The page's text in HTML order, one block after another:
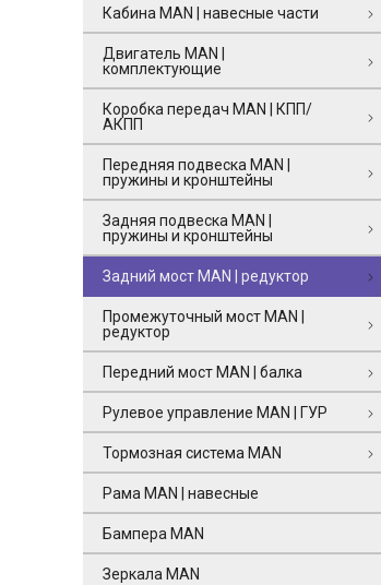
Кабина MAN | навесные части
Двигатель MAN |
комплектующие
Коробка передач MAN | КПП/
АКПП
Передняя подвеска MAN |
пружины и кронштейны
Задняя подвеска MAN |
пружины и кронштейны
Задний мост MAN | редуктор
Промежуточный мост MAN |
редуктор
Передний мост MAN | балка
Рулевое управление MAN | ГУР
Тормозная система MAN
Рама MAN | навесные
Бампера MAN
Зеркала MAN